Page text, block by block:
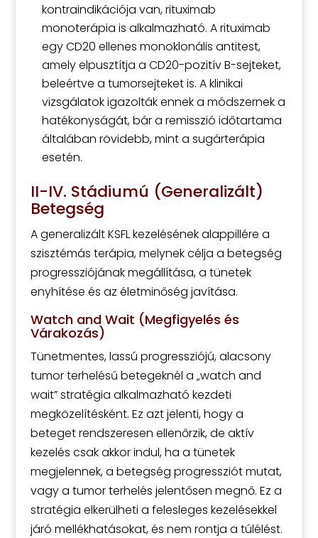
kontraindikációja van, rituximab
monoterápia is alkalmazható. A rituximab
egy CD20 ellenes monoklonális antitest,
amely elpusztítja a CD20-pozitív B-sejteket,
beleértve a tumorsejteket is. A klinikai
vizsgálatok igazolták ennek a módszernek a
hatékonyságát, bár a remisszió időtartama
általában rövidebb, mint a sugárterápia
esetén.
II-IV. Stádiumú (Generalizált)
Betegség
A generalizált KSFL kezelésének alappillére a
szisztémás terápia, melynek célja a betegség
progressziójának megállítása, a tünetek
enyhítése és az életminőség javítása.
Watch and Wait (Megfigyelés és
Várakozás)
Tünetmentes, lassú progressziójú, alacsony
tumor terhelésű betegeknél a „watch and
wait” stratégia alkalmazható kezdeti
megközelítésként. Ez azt jelenti, hogy a
beteget rendszeresen ellenőrzik, de aktív
kezelés csak akkor indul, ha a tünetek
megjelennek, a betegség progressziót mutat,
vagy a tumor terhelés jelentősen megnő. Ez a
stratégia elkerülheti a felesleges kezelésekkel
járó mellékhatásokat, és nem rontja a túlélést.